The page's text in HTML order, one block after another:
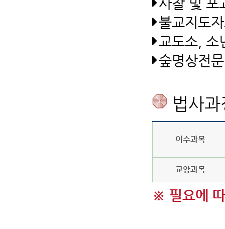
불교지도
교도소, 소
숲명상전
법사
이수과목
교양과목
※ 필요에